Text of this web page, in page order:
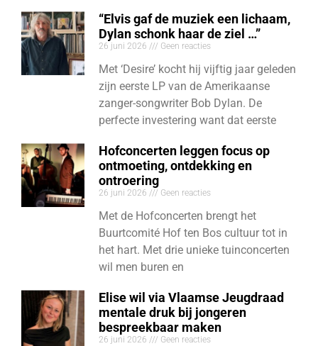
“Elvis gaf de muziek een lichaam,
Dylan schonk haar de ziel …”
26 juni 2026 Geen reacties
Met ‘Desire’ kocht hij vijftig jaar geleden
zijn eerste LP van de Amerikaanse
zanger-songwriter Bob Dylan. De
perfecte investering want dat eerste
Hofconcerten leggen focus op
ontmoeting, ontdekking en
ontroering
26 juni 2026 Geen reacties
Met de Hofconcerten brengt het
Buurtcomité Hof ten Bos cultuur tot in
het hart. Met drie unieke tuinconcerten
wil men buren en
Elise wil via Vlaamse Jeugdraad
mentale druk bij jongeren
bespreekbaar maken
26 juni 2026 Geen reacties